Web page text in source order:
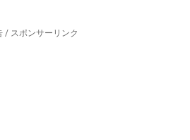
/ スポンサーリンク